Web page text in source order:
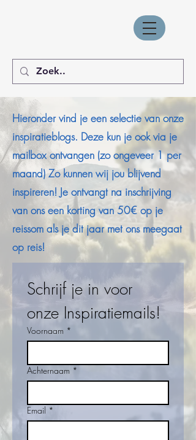
Hieronder vind je een selectie van onze
inspiratieblogs. Deze kun je ook via je
mailbox ontvangen (zo ongeveer 1 per
maand) Zo kunnen wij jou blijvend
inspireren! Je ontvangt na inschrijving
van ons een korting van 50€ op je
reissom als je dit jaar met ons meegaat
op reis!
Schrijf je in voor
onze Inspiratiemails!
Voornaam *
Achternaam *
Email *